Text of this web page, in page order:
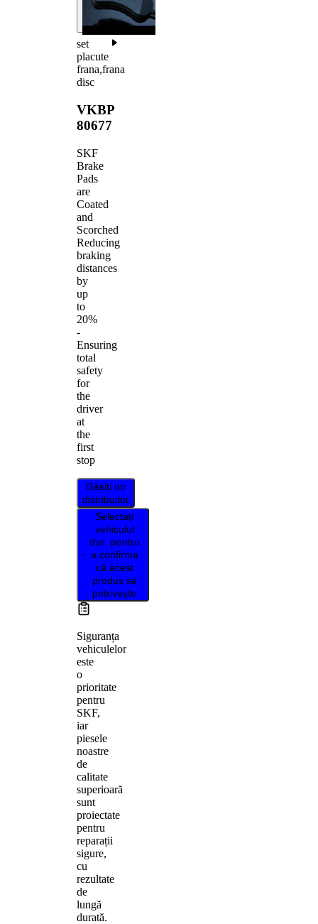
set
placute
frana,frana
disc
VKBP
80677
SKF
Brake
Pads
are
Coated
and
Scorched
Reducing
braking
distances
by
up
to
20%
-
Ensuring
total
safety
for
the
driver
at
the
first
stop
Găsiți un
distribuitor
Selectați
vehiculul
dvs. pentru
a confirma
că acest
produs se
potrivește
Siguranța
vehiculelor
este
o
prioritate
pentru
SKF,
iar
piesele
noastre
de
calitate
superioară
sunt
proiectate
pentru
reparații
sigure,
cu
rezultate
de
lungă
durată.